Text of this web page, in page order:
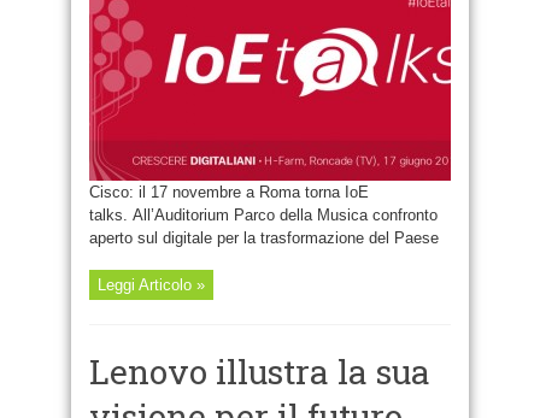
IoE
talks
Cisco: il 17 novembre a Roma torna IoE
talks. All’Auditorium Parco della Musica confronto
aperto sul digitale per la trasformazione del Paese
Leggi Articolo »
Lenovo illustra la sua